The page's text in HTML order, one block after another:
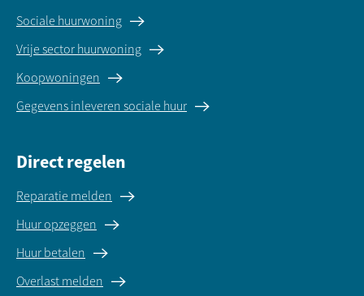
Sociale huurwoning
Vrije sector huurwoning
Koopwoningen
Gegevens inleveren sociale huur
Direct regelen
Reparatie melden
Huur opzeggen
Huur betalen
Overlast melden